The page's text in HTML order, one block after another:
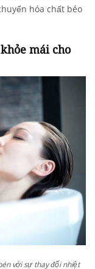
hóa chất béo
mái cho
với sự thay đổi nhiệt